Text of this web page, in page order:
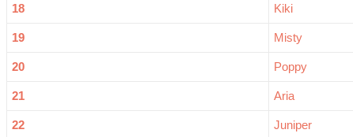
18 Kiki
19 Misty
20 Poppy
21 Aria
22 Juniper